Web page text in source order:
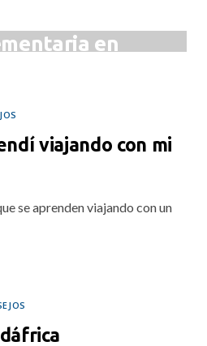
en
viajando con mi
se aprenden viajando con un